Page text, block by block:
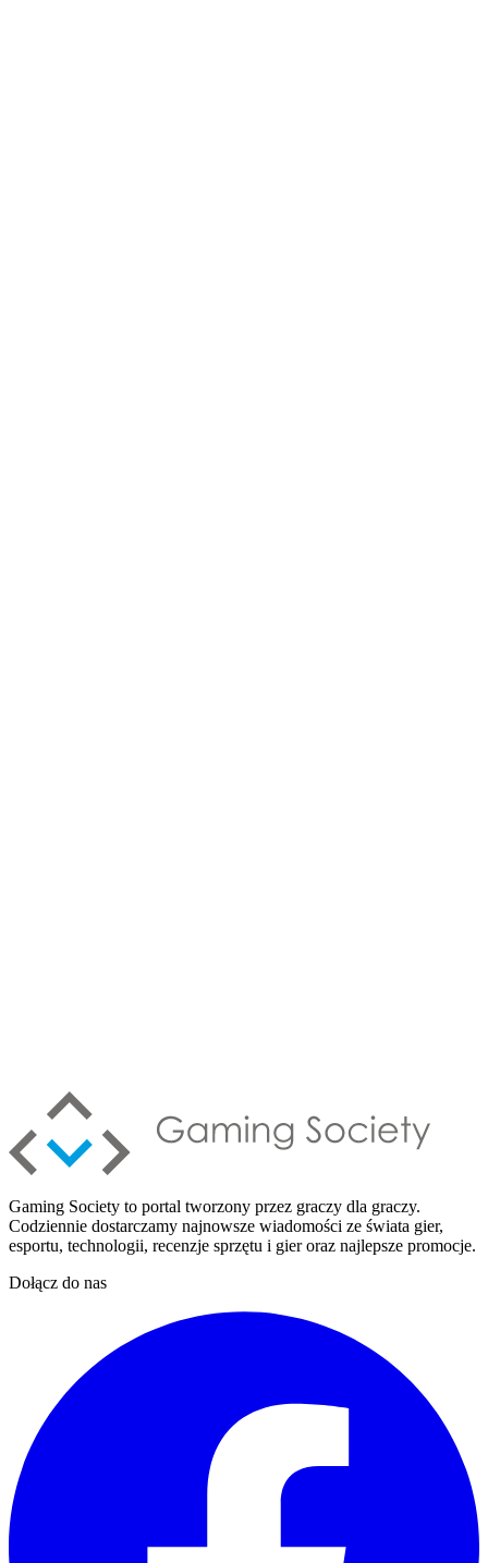
Gaming Society to portal tworzony przez graczy dla graczy.
Codziennie dostarczamy najnowsze wiadomości ze świata gier,
esportu, technologii, recenzje sprzętu i gier oraz najlepsze promocje.
Dołącz do nas